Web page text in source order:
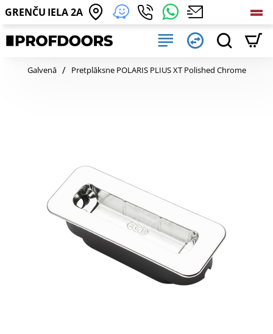
GRENČU IELA 2A
GalvenāhomePretplāksne POLARIS PLIUS XT Polished Chrome